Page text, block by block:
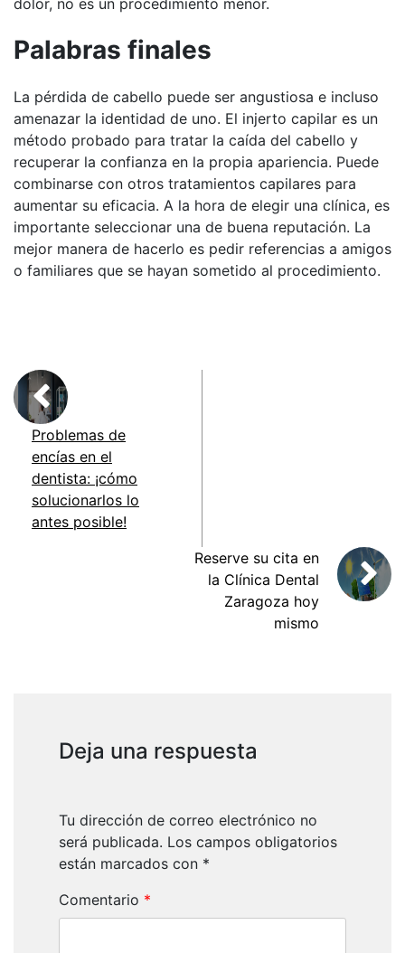
Palabras finales
La pérdida de cabello puede ser angustiosa e incluso
amenazar la identidad de uno. El injerto capilar es un
método probado para tratar la caída del cabello y
recuperar la confianza en la propia apariencia. Puede
combinarse con otros tratamientos capilares para
aumentar su eficacia. A la hora de elegir una clínica, es
importante seleccionar una de buena reputación. La
mejor manera de hacerlo es pedir referencias a amigos
o familiares que se hayan sometido al procedimiento.
Problemas de
encías en el
dentista: ¡cómo
solucionarlos lo
antes posible!
Reserve su cita en
la Clínica Dental
Zaragoza hoy
mismo
Deja una respuesta
Tu dirección de correo electrónico no
será publicada. Los campos obligatorios
están marcados con *
Comentario *